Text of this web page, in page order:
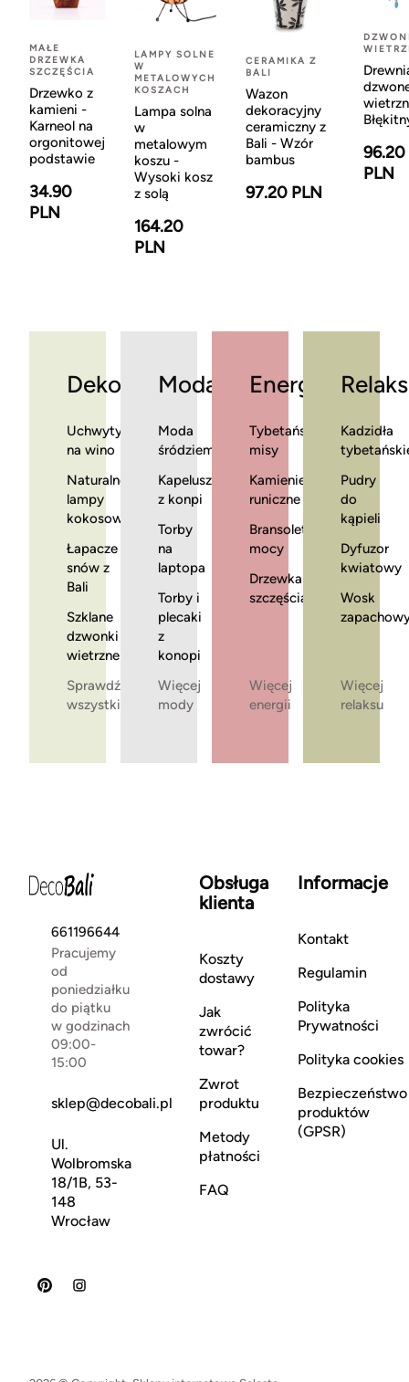
MAŁE
DRZEWKA
SZCZĘŚCIA
Drzewko z
kamieni -
Karneol na
orgonitowej
podstawie
34.90
PLN
LAMPY SOLNE
W
METALOWYCH
KOSZACH
Lampa solna
w
metalowym
koszu -
Wysoki kosz
z solą
164.20
PLN
CERAMIKA Z
BALI
Wazon
dekoracyjny
ceramiczny z
Bali - Wzór
bambus
97.20 PLN
96.20
PLN
Dekoracje
Uchwyty
na wino
Naturalne
lampy
kokosowe
Łapacze
snów z
Bali
Szklane
dzwonki
wietrzne
Sprawdź
wszystkie
Moda
Moda
śródziemnomorska
Kapelusze
z konpi
Torby
na
laptopa
Torby i
plecaki
z
konopi
Więcej
mody
Energia
Tybetańskie
misy
Kamienie
runiczne
Bransoletki
mocy
Drzewka
szczęścia
Więcej
energii
Relaks
Kadzidła
Pudry
do
kąpieli
Dyfuzor
kwiatowy
Wosk
Więcej
relaksu
661196644
Pracujemy
od
poniedziałku
do piątku
w godzinach
09:00-
15:00
sklep@decobali.pl
Ul.
Wolbromska
18/1B, 53-
148
Wrocław
Obsługa
klienta
Koszty
dostawy
Jak
zwrócić
towar?
Zwrot
produktu
Metody
płatności
FAQ
Informacje
Kontakt
Regulamin
Polityka
Prywatności
Polityka cookies
Bezpieczeństwo
produktów
(GPSR)